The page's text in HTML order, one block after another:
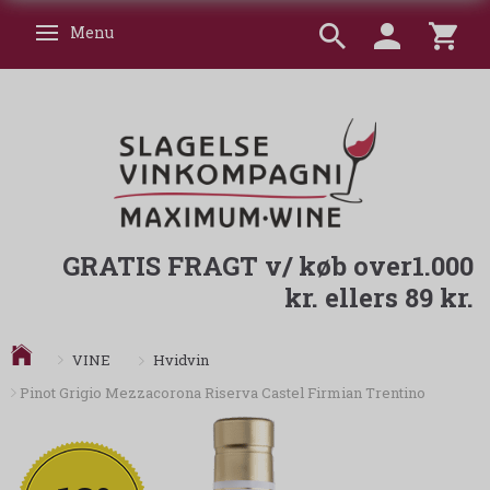
Skifte navigation
Menu
GRATIS FRAGT v/ køb over1.000
kr. ellers 89 kr.
VINE
Hvidvin
Pinot Grigio Mezzacorona Riserva Castel Firmian Trentino